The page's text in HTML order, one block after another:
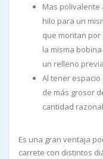
Mas polivalente
hilo para un
que montan por
la misma
un relleno
Al tener
de más grosor
cantidad
Es una gran ventaja
carrete con distintos